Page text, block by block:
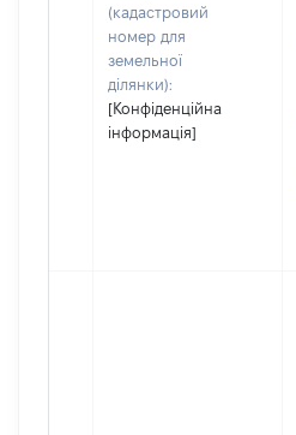
(кадастровий
номер для
земельної
ділянки):
[Конфіденційна
інформація]